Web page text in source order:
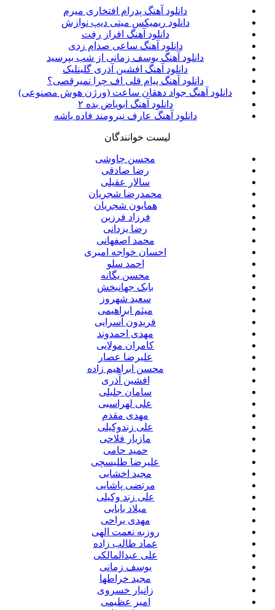
دانلود آهنگ پدرام افتخاری میرم
دانلود ریمیکس میتی دیپ نوازش
دانلود آهنگ افراز رفت
دانلود آهنگ ساعی صدام زدی
دانلود آهنگ یوسف زمانی از شب بپرسید
دانلود آهنگ افشین آذری گلینلیک
دانلود آهنگ پیام قلی اف چرا نمیرقصی؟
دانلود آهنگ جواد دهقان ساعت (ورژن هوش مصنوعی)
دانلود آهنگ ابویاض بده ۲
دانلود آهنگ عارف نیرومند فاده باشه
لیست خوانندگان
محسن چاوشی
رضا صادقی
سالار عقیلی
محمدرضا شجریان
همایون شجریان
فرزاد فرزین
رضا یزدانی
محمد اصفهانی
احسان خواجه امیری
احمد سلو
محسن یگانه
بابک جهانبخش
سعید شهروز
میثم ابراهیمی
فریدون آسرایی
مهدی احمدوند
کامران مولایی
علیرضا عصار
محسن ابراهیم زاده
افشین آذری
سامان جلیلی
علی لهراسبی
مهدی مقدم
علی زندوکیلی
مازیار فلاحی
حمید حامی
علیرضا طلیسچی
مجید اخشابی
مرتضی پاشایی
علی زند وکیلی
میلاد بابایی
مهدی یراحی
روزبه نعمت الهی
عماد طالب زاده
علی عبدالمالکی
یوسف زمانی
مجید خراطها
زانیار خسروی
امیر عظیمی